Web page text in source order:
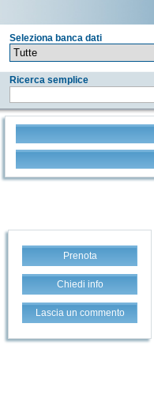
Seleziona banca dati
Ricerca semplice
Prenota
Chiedi info
Lascia un commento